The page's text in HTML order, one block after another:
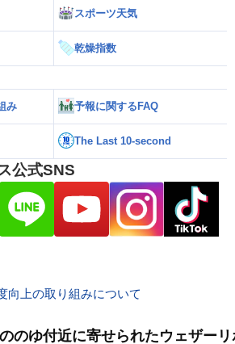
スポーツ天気
乾燥指数
み 予報に関するFAQ
The Last 10-second
公式SNS
向上の取り組みについて
のゆ付近に寄せられたウェザー